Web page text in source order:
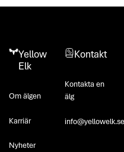
Yellow
Elk
Om älgen
Karriär
Nyheter
Kontakt
Kontakta en
älg
info@yellowelk.se